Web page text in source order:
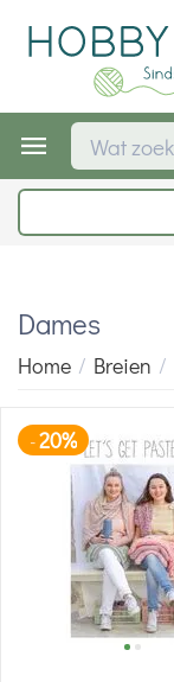
Dames
Home / Breien /
-20%